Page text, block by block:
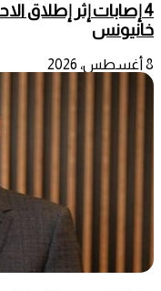
4 إصابات إثر إطلاق
خانيونس
8 أغسطس، 2026